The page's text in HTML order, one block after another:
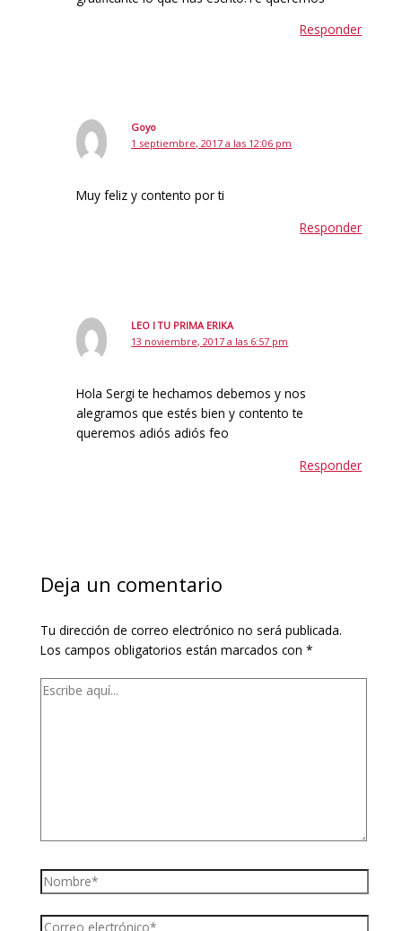
Responder
Goyo
1 septiembre, 2017 a las 12:06 pm
Muy feliz y contento por ti
Responder
LEO I TU PRIMA ERIKA
13 noviembre, 2017 a las 6:57 pm
Hola Sergi te hechamos debemos y nos
alegramos que estés bien y contento te
queremos adiós adiós feo
Responder
Deja un comentario
Tu dirección de correo electrónico no será publicada.
Los campos obligatorios están marcados con *